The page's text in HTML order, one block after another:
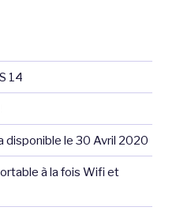
14
disponible le 30 Avril 2020
à la fois Wifi et